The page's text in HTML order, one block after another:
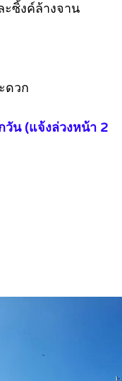
ะซิ้งค์ล้างจาน
ดวก
วัน (แจ้งล่วงหน้า 2